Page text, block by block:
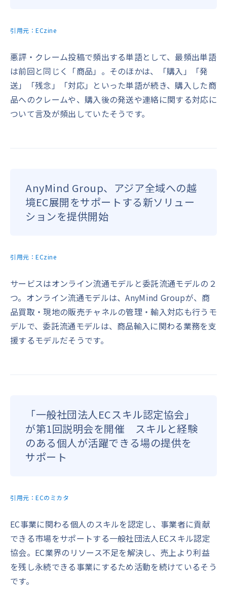
引用元：ECzine
悪評・クレーム投稿で頻出する単語として、最頻出単語
は前回と同じく「商品」。そのほかは、「購入」「発
送」「残念」「対応」といった単語が続き、購入した商
品へのクレームや、購入後の発送や連絡に関する対応に
ついて言及が頻出していたそうです。
AnyMind Group、アジア全域への越
境EC展開をサポートする新ソリュー
ションを提供開始
引用元：ECzine
サービスはオンライン流通モデルと委託流通モデルの２
つ。オンライン流通モデルは、AnyMind Groupが、商
品買取・現地の販売チャネルの管理・輸入対応も行うモ
デルで、委託流通モデルは、商品輸入に関わる業務を支
援するモデルだそうです。
「一般社団法人ECスキル認定協会」
が第1回説明会を開催 スキルと経験
のある個人が活躍できる場の提供を
サポート
引用元：ECのミカタ
EC事業に関わる個人のスキルを認定し、事業者に貢献
できる市場をサポートする一般社団法人ECスキル認定
協会。EC業界のリソース不足を解決し、売上より利益
を残し永続できる事業にするため活動を続けているそう
です。